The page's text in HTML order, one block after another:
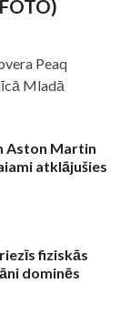
Peaq
Mladā
Aston Martin
atklājušies
fiziskās
dominēs